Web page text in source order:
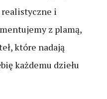
realistyczne i
z plamą,
które nadają
każdemu dziełu